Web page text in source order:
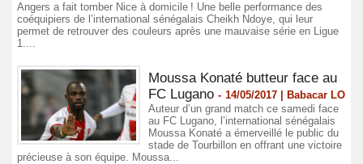
Angers a fait tomber Nice à domicile ! Une belle performance des
coéquipiers de l’international sénégalais Cheikh Ndoye, qui leur
permet de retrouver des couleurs après une mauvaise série en Ligue
1....
Moussa Konaté butteur face au
FC Lugano - 14/05/2017 | Babacar LO
Auteur d’un grand match ce samedi face
au FC Lugano, l’international sénégalais
Moussa Konaté a émerveillé le public du
stade de Tourbillon en offrant une victoire
précieuse à son équipe. Moussa...